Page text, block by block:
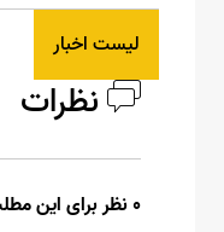
لیست اخبار
نظرات
0 نظر برای این مطلب وجود دارد